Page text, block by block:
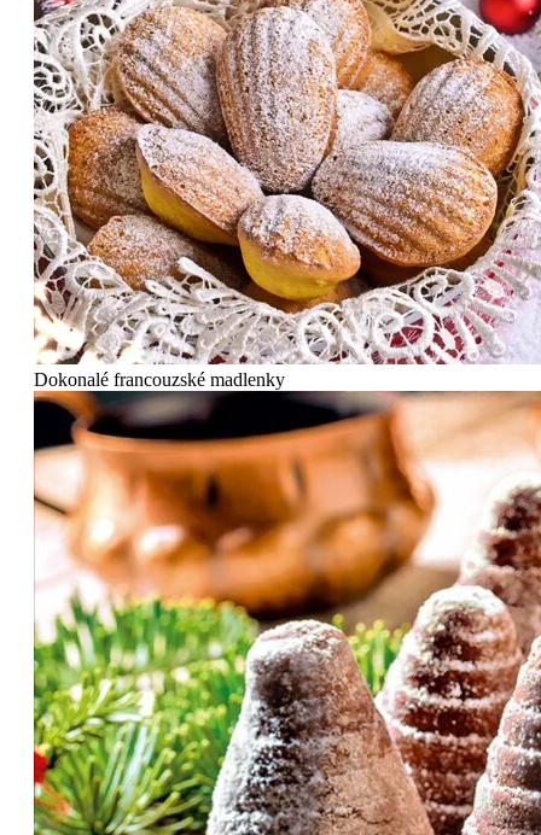
Dokonalé francouzské madlenky